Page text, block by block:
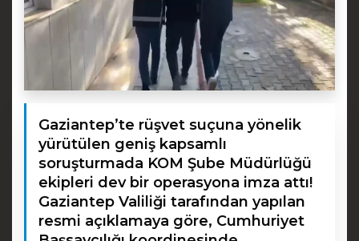
Gaziantep’te rüşvet suçuna yönelik
yürütülen geniş kapsamlı
soruşturmada KOM Şube Müdürlüğü
ekipleri dev bir operasyona imza attı!
Gaziantep Valiliği tarafından yapılan
resmi açıklamaya göre, Cumhuriyet